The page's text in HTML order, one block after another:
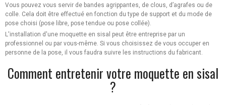
Vous pouvez vous servir de bandes agrippantes, de clous, d’agrafes ou de
colle. Cela doit être effectué en fonction du type de support et du mode de
pose choisi (pose libre, pose tendue ou pose collée).
L'installation d'une moquette en sisal peut être entreprise par un
professionnel ou par vous-même. Si vous choisissez de vous occuper en
personne de la pose, il vous faudra suivre les instructions du fabricant.
Comment entretenir votre moquette en sisal
?